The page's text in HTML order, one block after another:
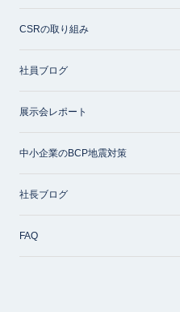
CSRの取り組み
社員ブログ
展示会レポート
中小企業のBCP地震対策
社長ブログ
FAQ